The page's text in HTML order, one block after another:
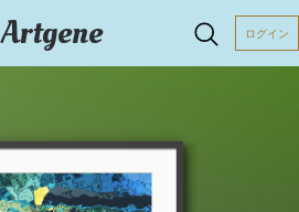
Artgene ログイン